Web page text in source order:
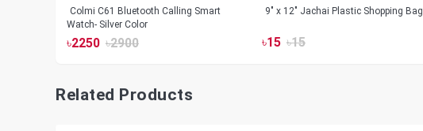
Colmi C61 Bluetooth Calling Smart
Watch- Silver Color
৳2250 ৳2900
9" x 12" Jachai Plastic Shopping Bag
৳15 ৳15
Related Products